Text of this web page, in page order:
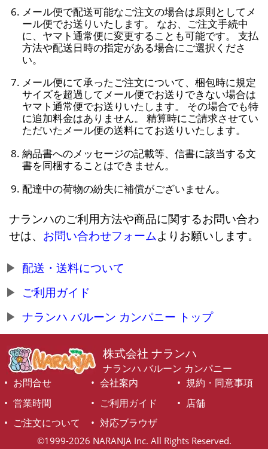
メール便で配送可能なご注文の場合は原則としてメ
ール便でお送りいたします。 なお、ご注文手続中
に、ヤマト通常便に変更することも可能です。 支払
方法や配送日時の指定がある場合にご選択くださ
い。
メール便にて承ったご注文について、梱包時に規定
サイズを超過してメール便でお送りできない場合は
ヤマト通常便でお送りいたします。 その場合でも特
に追加料金はありません。 精算時にご請求させてい
ただいたメール便の送料にてお送りいたします。
納品書へのメッセージの記載等、信書に該当する文
書を同梱することはできません。
配達中の荷物の紛失に補償がございません。
ナランハのご利用方法や商品に関するお問い合わ
せは、 お問い合わせフォームよりお願いします。
配送・送料について
ご利用ガイド
ナランハ バルーン カンパニー トップ
株式会社 ナランハ
ナランハ バルーン カンパニー
お問合せ
会社案内
規約・同意事項
営業時間
ご利用ガイド
店舗
ご注文について
対応ブラウザ
©1999-2026 NARANJA Inc. All Rights Reserved.